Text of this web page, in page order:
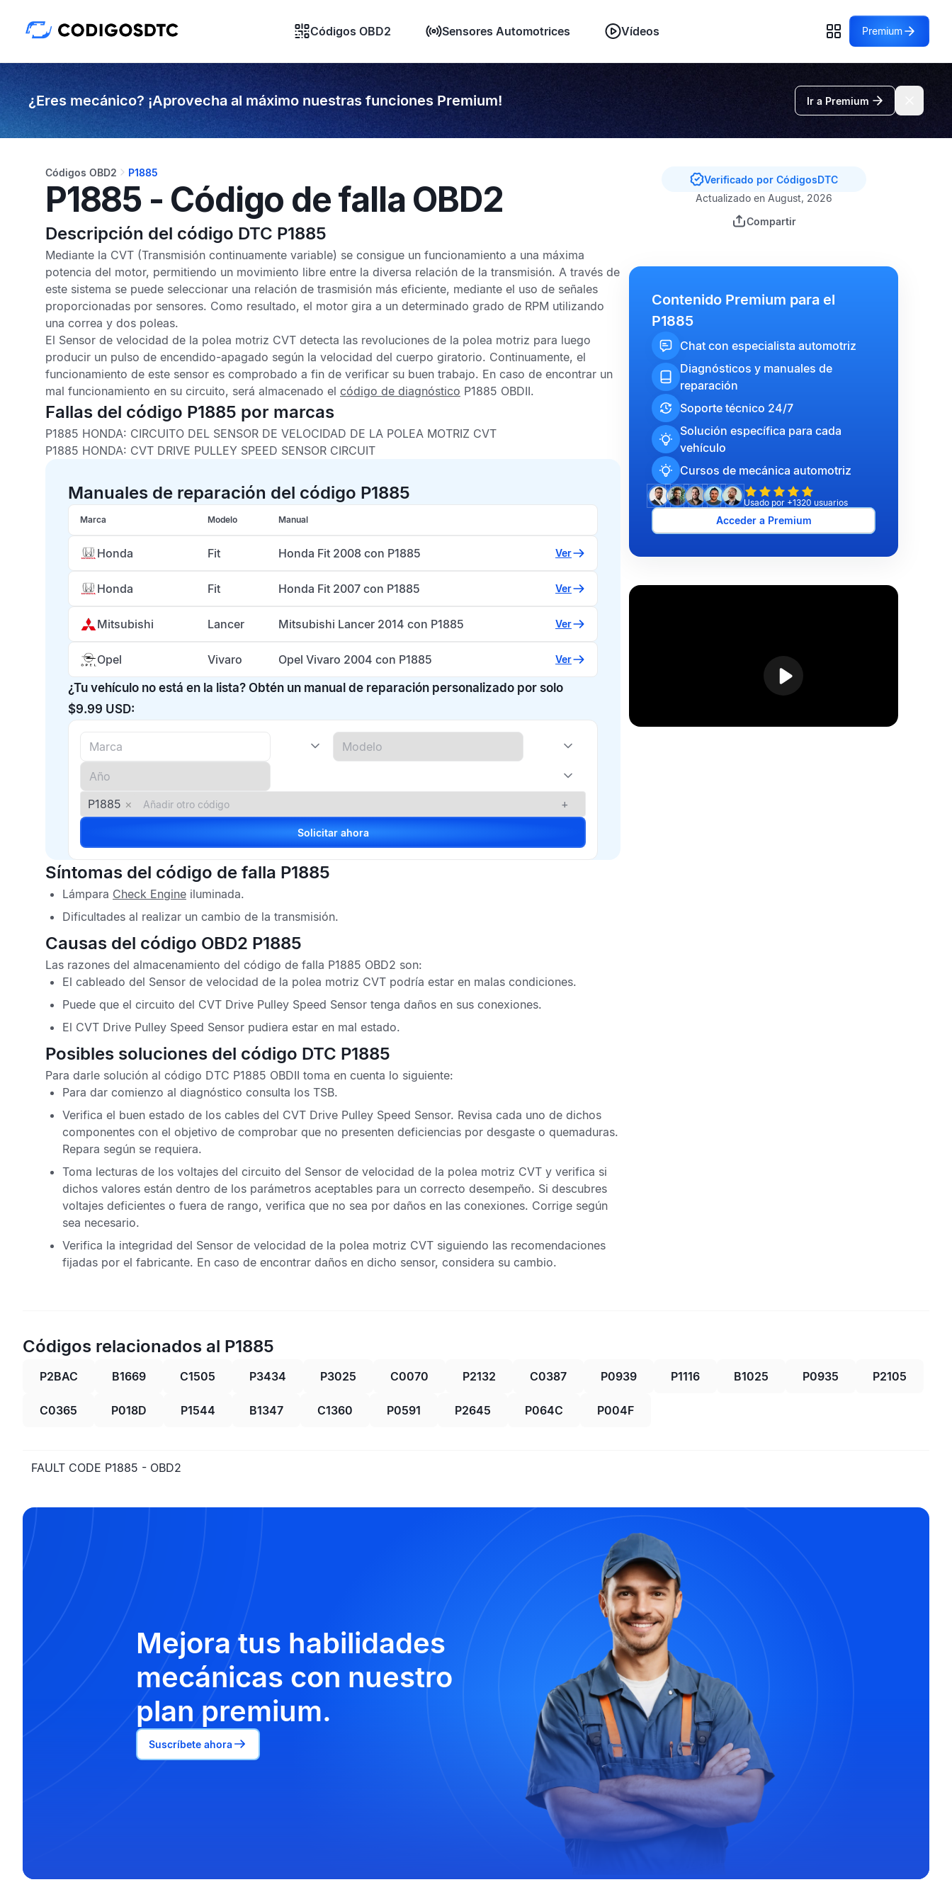
Códigos OBD2 Sensores Automotrices Vídeos Premium
¿Eres mecánico? ¡Aprovecha al máximo nuestras funciones Premium! Ir a Premium
Códigos OBD2 P1885
P1885 - Código de falla OBD2
Descripción del código DTC P1885
Mediante la CVT (Transmisión continuamente variable) se consigue un funcionamiento a una máxima
potencia del motor, permitiendo un movimiento libre entre la diversa relación de la transmisión. A través de
este sistema se puede seleccionar una relación de trasmisión más eficiente, mediante el uso de señales
proporcionadas por sensores. Como resultado, el motor gira a un determinado grado de RPM utilizando
una correa y dos poleas.
El Sensor de velocidad de la polea motriz CVT detecta las revoluciones de la polea motriz para luego
producir un pulso de encendido-apagado según la velocidad del cuerpo giratorio. Continuamente, el
funcionamiento de este sensor es comprobado a fin de verificar su buen trabajo. En caso de encontrar un
mal funcionamiento en su circuito, será almacenado el código de diagnóstico P1885 OBDII.
Fallas del código P1885 por marcas
P1885 HONDA: CIRCUITO DEL SENSOR DE VELOCIDAD DE LA POLEA MOTRIZ CVT
P1885 HONDA: CVT DRIVE PULLEY SPEED SENSOR CIRCUIT
Manuales de reparación del código P1885
Marca Modelo Manual
Honda Fit Honda Fit 2008 con P1885 Ver
Honda Fit Honda Fit 2007 con P1885 Ver
Mitsubishi Lancer Mitsubishi Lancer 2014 con P1885 Ver
Opel Vivaro Opel Vivaro 2004 con P1885 Ver
¿Tu vehículo no está en la lista? Obtén un manual de reparación personalizado por solo
$9.99 USD:
P1885 × +
Solicitar ahora
Síntomas del código de falla P1885
Lámpara Check Engine iluminada.
Dificultades al realizar un cambio de la transmisión.
Causas del código OBD2 P1885
Las razones del almacenamiento del código de falla P1885 OBD2 son:
El cableado del Sensor de velocidad de la polea motriz CVT podría estar en malas condiciones.
Puede que el circuito del CVT Drive Pulley Speed Sensor tenga daños en sus conexiones.
El CVT Drive Pulley Speed Sensor pudiera estar en mal estado.
Posibles soluciones del código DTC P1885
Para darle solución al código DTC P1885 OBDII toma en cuenta lo siguiente:
Para dar comienzo al diagnóstico consulta los TSB.
Verifica el buen estado de los cables del CVT Drive Pulley Speed Sensor. Revisa cada uno de dichos
componentes con el objetivo de comprobar que no presenten deficiencias por desgaste o quemaduras.
Repara según se requiera.
Toma lecturas de los voltajes del circuito del Sensor de velocidad de la polea motriz CVT y verifica si
dichos valores están dentro de los parámetros aceptables para un correcto desempeño. Si descubres
voltajes deficientes o fuera de rango, verifica que no sea por daños en las conexiones. Corrige según
sea necesario.
Verifica la integridad del Sensor de velocidad de la polea motriz CVT siguiendo las recomendaciones
fijadas por el fabricante. En caso de encontrar daños en dicho sensor, considera su cambio.
Verificado por CódigosDTC
Actualizado en August, 2026
Compartir
Contenido Premium para el
P1885
Chat con especialista automotriz
Diagnósticos y manuales de
reparación
Soporte técnico 24/7
Solución específica para cada
vehículo
Cursos de mecánica automotriz
Usado por +1320 usuarios
Acceder a Premium
Códigos relacionados al P1885
P2BAC B1669 C1505 P3434 P3025 C0070 P2132 C0387 P0939 P1116 B1025 P0935 P2105
C0365 P018D P1544 B1347 C1360 P0591 P2645 P064C P004F
FAULT CODE P1885 - OBD2
Mejora tus habilidades
mecánicas con nuestro
plan premium.
Suscríbete ahora